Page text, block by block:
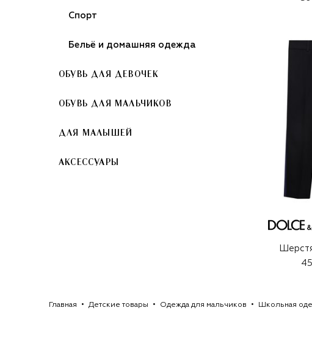
Спорт
Бельё и домашняя одежда
ОБУВЬ ДЛЯ ДЕВОЧЕК
ОБУВЬ ДЛЯ МАЛЬЧИКОВ
ДЛЯ МАЛЫШЕЙ
АКСЕССУАРЫ
Главная Детские товары Одежда для мальчиков Школьная